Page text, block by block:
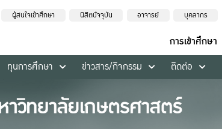
ผู้สนใจเข้าศึกษา นิสิตปัจจุบัน อาจารย์ บุคลากร
การเข้าศึกษา
ทุนการศึกษา ข่าวสาร/กิจกรรม ติดต่อ